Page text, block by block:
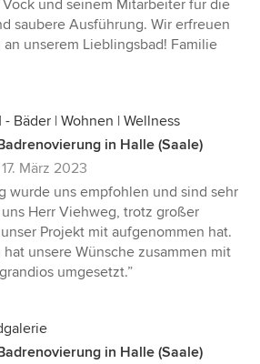
und seinem Mitarbeiter für die
saubere Ausführung. Wir erfreuen
an unserem Lieblingsbad! Familie
- Bäder | Wohnen | Wellness
in Halle (Saale)
17. März 2023
wurde uns empfohlen und sind sehr
uns Herr Viehweg, trotz großer
Projekt mit aufgenommen hat.
unsere Wünsche zusammen mit
umgesetzt.”
in Halle (Saale)